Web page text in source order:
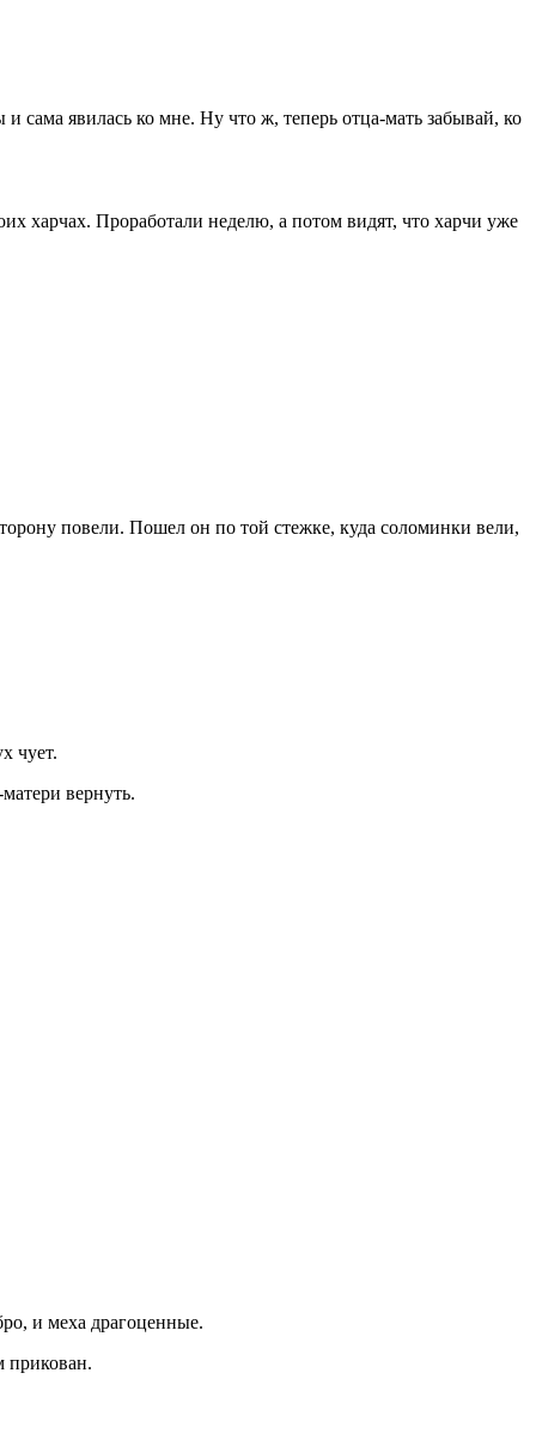
сама явилась ко мне. Ну что ж, теперь отца-мать забывай, ко
харчах. Проработали неделю, а потом видят, что харчи уже
повели. Пошел он по той стежке, куда соломинки вели,
чует.
вернуть.
и меха драгоценные.
прикован.